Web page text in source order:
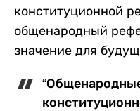
конституционной
общенародный
значение для